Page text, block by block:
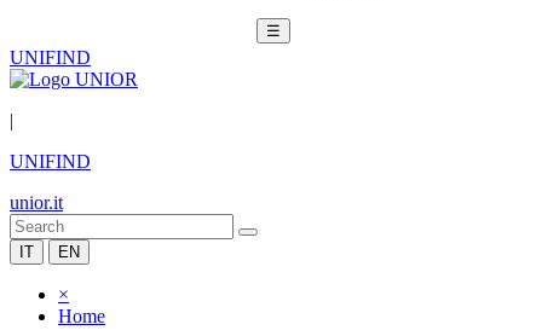
☰
UNIFIND
|
UNIFIND
unior.it
IT EN
×
Home